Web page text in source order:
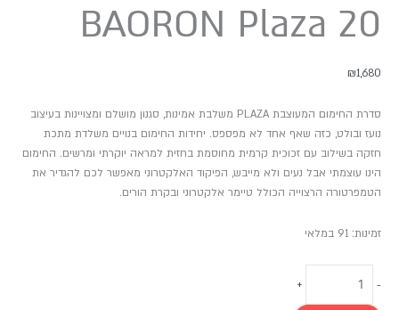
BAORON Plaza 20
₪1,680
סדרת החימום המעוצבת PLAZA משלבת אמינות, סגנון מושלם ומצויינות בעיצוב
נועז ובולט, כזה שאף אחד לא מפספס. יחידות החימום בנויים משלדת מתכת
חזקה בשילוב עם זכוכית קרמית מחוסמת בחזית למראה יוקרתי ומרשים. החימום
הינו עוצמתי אבל נעים ולא מייבש, הפיקוד האלקטרוני מאפשר לכם להגדיר את
הטמפרטורה הרצוייה הכולל טיימר אלקטרוני ובקרת הורים.
זמינות: 91 במלאי
-
+